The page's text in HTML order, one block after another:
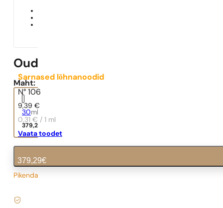
Sarnased lõhnanoodid
N° 106
9,39€
0,31 € / 1 ml
Vaata toodet
Oud Wood
Maht:
30ml
379,29
379,29€
Pikendatud tarneaeg